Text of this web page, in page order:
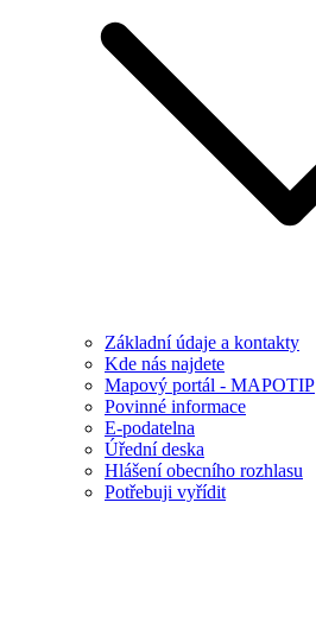
Základní údaje a kontakty
Kde nás najdete
Mapový portál - MAPOTIP
Povinné informace
E-podatelna
Úřední deska
Hlášení obecního rozhlasu
Potřebuji vyřídit